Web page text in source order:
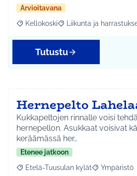
Arvioitavana
Rajaa tulokset aihepiirin mukaan:
Kellokoski Rajaa tulokset teeman
Liikunta ja
Tutustu
Hernepelto
Kukkapeltojen rinnalle voisi
hernepellon. Asukkaat voisivat
keräämässä her…
Etenee jatkoon
Rajaa tulokset aihepiirin mukaan:
Etelä-Tuusulan kylät Rajaa
Ympäristö